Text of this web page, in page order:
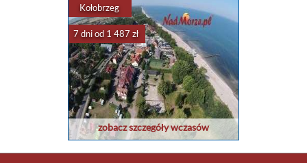
Kołobrzeg
7 dni od 1 487 zł
zobacz szczegóły wczasów